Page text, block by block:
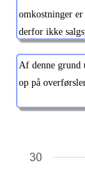
omkostninger
derfor ikke
Af denne grund
op på